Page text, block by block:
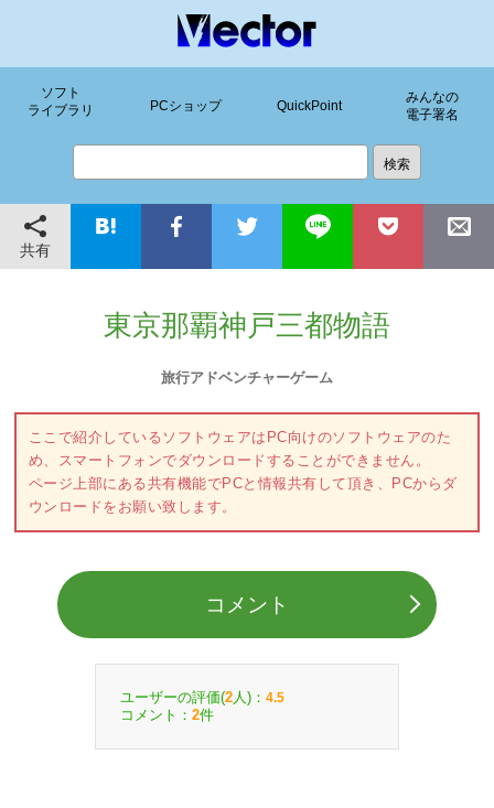
ソフト
ライブラリ
PCショップ QuickPoint
みんなの
電子署名
共有
東京那覇神戸三都物語
旅行アドベンチャーゲーム
ここで紹介しているソフトウェアはPC向けのソフトウェアのた
め、スマートフォンでダウンロードすることができません。
ページ上部にある共有機能でPCと情報共有して頂き、PCからダ
ウンロードをお願い致します。
コメント
ユーザーの評価(2 人)： 4.5
コメント： 2件